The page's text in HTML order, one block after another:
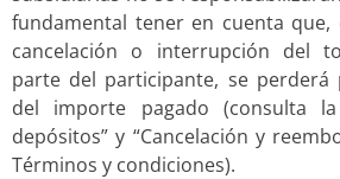
fundamental tener en cuenta que,
cancelación o interrupción del
parte del participante, se
del importe pagado (consulta
depósitos” y “Cancelación y
Términos y condiciones).